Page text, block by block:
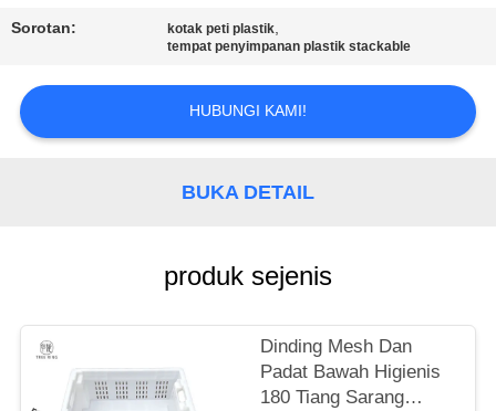
PERMINTAAN
PENAWARAN
SITEMAP
Sorotan: kotak peti plastik,
tempat penyimpanan plastik stackable
HUBUNGI KAMI!
BUKA DETAIL
produk sejenis
Dinding Mesh Dan
Padat Bawah Higienis
180 Tiang Sarang